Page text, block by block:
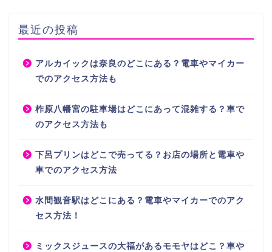
最近の投稿
アルカイックは奈良のどこにある？電車やマイカー
でのアクセス方法も
柞原八幡宮の駐車場はどこにあって混雑する？車で
のアクセス方法も
下呂プリンはどこで売ってる？お店の場所と電車や
車でのアクセス方法
水間観音駅はどこにある？電車やマイカーでのアク
セス方法！
ミックスジュースの大福があるモモヤはどこ？車や